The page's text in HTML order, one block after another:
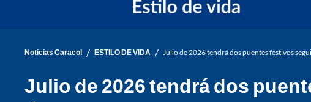
Noticias Caracol / ESTILO DE VIDA / Julio de 2026 tendrá dos puentes festivos
Julio de 2026 tendrá dos